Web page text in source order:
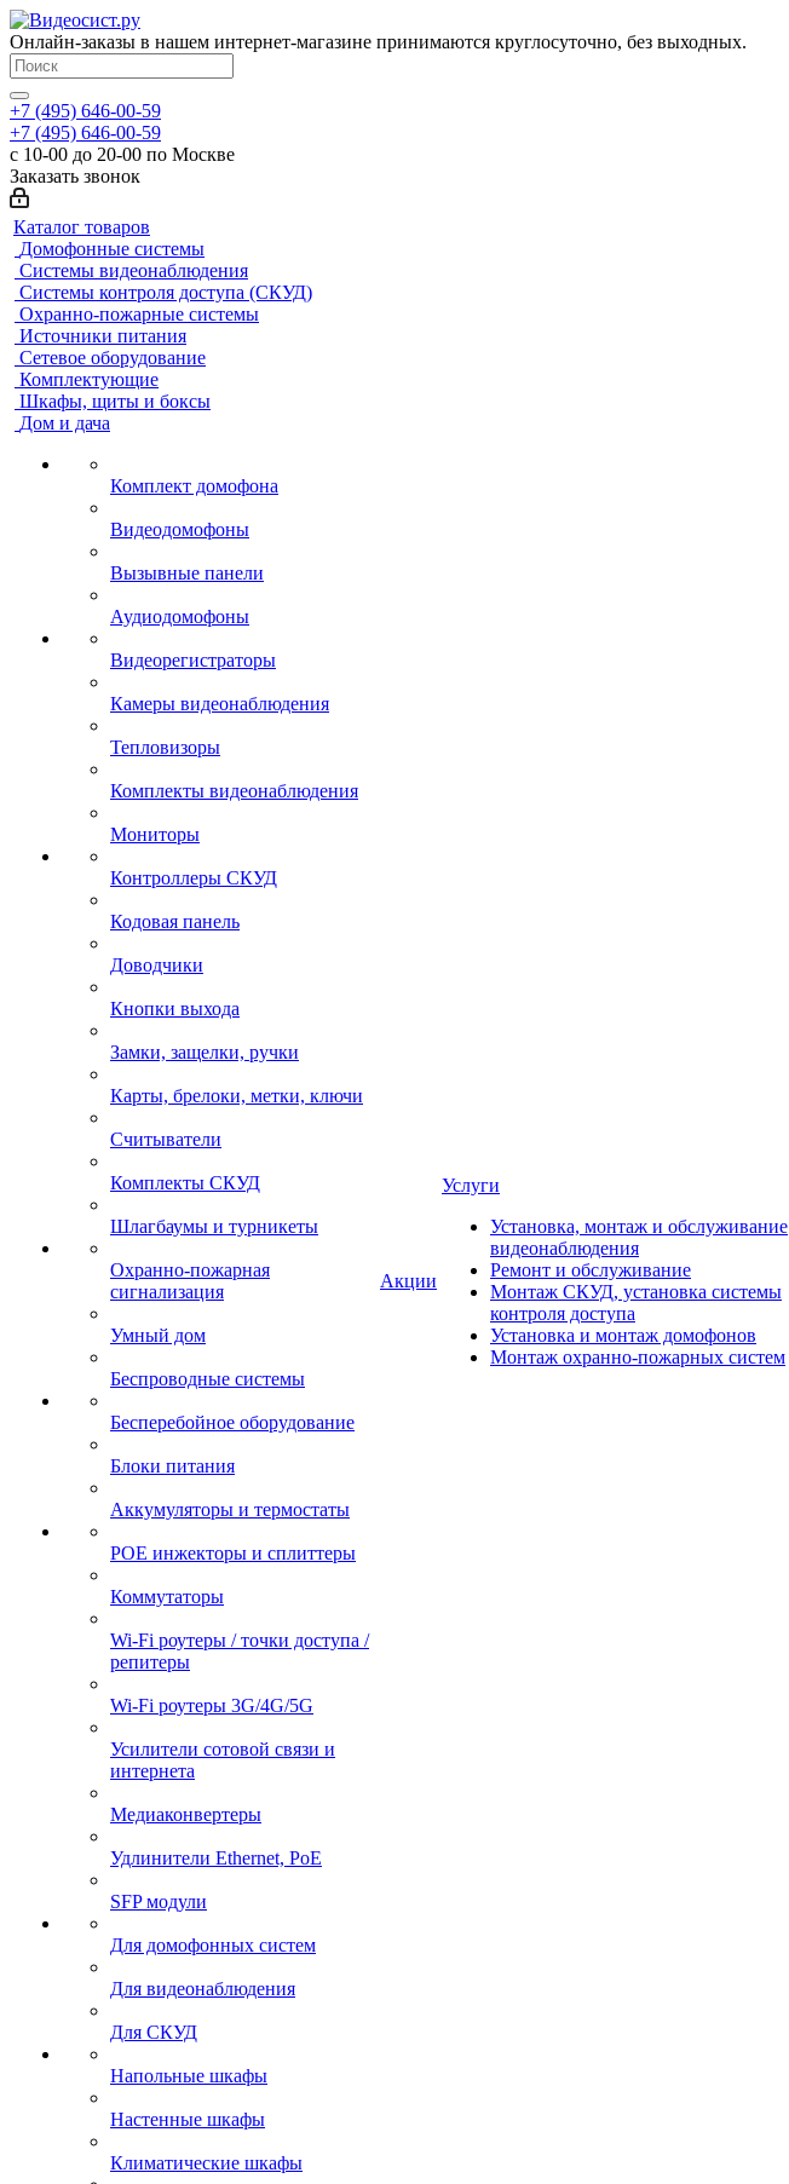
Онлайн-заказы в нашем интернет-магазине принимаются круглосуточно, без выходных.
+7 (495) 646-00-59
+7 (495) 646-00-59
с 10-00 до 20-00 по Москве
Заказать звонок
Каталог товаров
Домофонные системы
Системы видеонаблюдения
Системы контроля доступа (СКУД)
Охранно-пожарные системы
Источники питания
Сетевое оборудование
Комплектующие
Шкафы, щиты и боксы
Дом и дача
Комплект домофона
Видеодомофоны
Вызывные панели
Аудиодомофоны
Видеорегистраторы
Камеры видеонаблюдения
Тепловизоры
Комплекты видеонаблюдения
Мониторы
Контроллеры СКУД
Кодовая панель
Доводчики
Кнопки выхода
Замки, защелки, ручки
Карты, брелоки, метки, ключи
Считыватели
Комплекты СКУД
Шлагбаумы и турникеты
Охранно-пожарная
сигнализация
Умный дом
Беспроводные системы
Бесперебойное оборудование
Блоки питания
Аккумуляторы и термостаты
POE инжекторы и сплиттеры
Коммутаторы
Wi-Fi роутеры / точки доступа /
репитеры
Wi-Fi роутеры 3G/4G/5G
Усилители сотовой связи и
интернета
Медиаконвертеры
Удлинители Ethernet, PoE
SFP модули
Для домофонных систем
Для видеонаблюдения
Для СКУД
Напольные шкафы
Настенные шкафы
Климатические шкафы
Акции
Услуги
Установка, монтаж и обслуживание
видеонаблюдения
Ремонт и обслуживание
Монтаж СКУД, установка системы
контроля доступа
Установка и монтаж домофонов
Монтаж охранно-пожарных систем